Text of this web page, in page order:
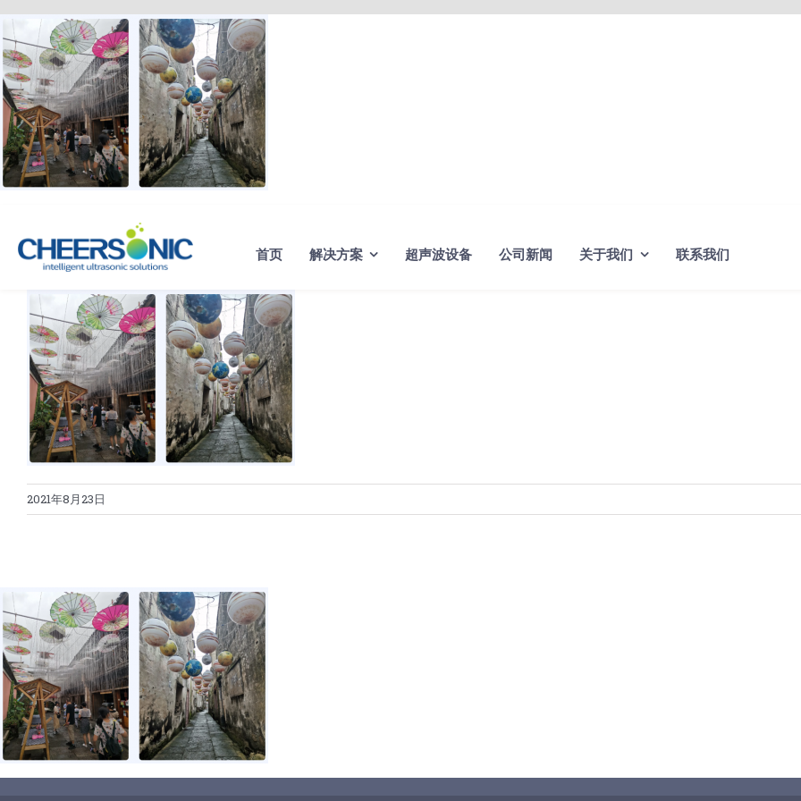
Skip
to
content
首页 解决方案 超声波设备 公司新闻 关于我们 联系我们
2021年8月23日